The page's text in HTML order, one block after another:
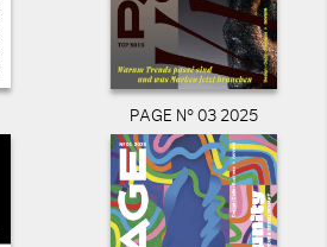
PAGE N° 03 2025